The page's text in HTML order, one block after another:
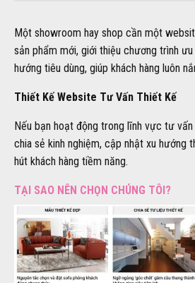
Một showroom hay shop cần một
sản phẩm mới, giới thiệu chương trình
hướng tiêu dùng, giúp khách hàng luôn
Thiết Kế Website Tư Vấn Thiết Kế
Nếu bạn hoạt động trong lĩnh vực tư
chia sẻ kinh nghiệm, cập nhật xu hướng
hút khách hàng tiềm năng.
TẠI SAO NÊN CHỌN CHÚNG TÔI?